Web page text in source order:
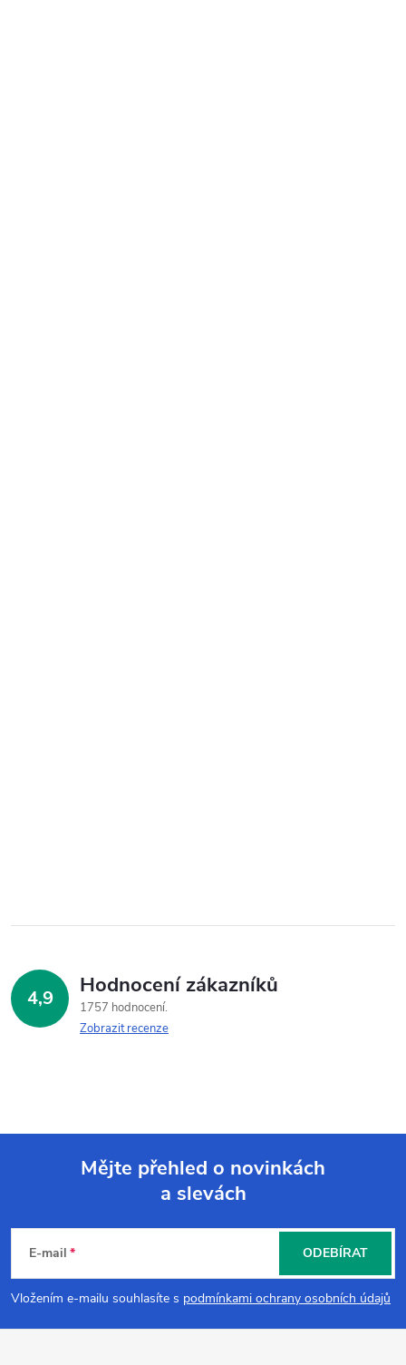
4,9 Hodnocení zákazníků
1757 hodnocení
Zobrazit recenze
p
Mějte přehled o novinkách
a slevách
E-mail
Vložením e-mailu souhlasíte s podmínkami ochrany osobních údajů
ODEBÍRAT